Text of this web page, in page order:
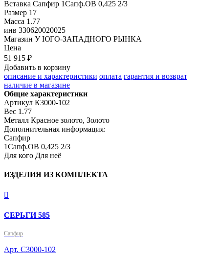
Вставка Сапфир 1Сапф.ОВ 0,425 2/3
Размер 17
Масса 1.77
инв 330620020025
Магазин У ЮГО-ЗАПАДНОГО РЫНКА
Цена
51 915 ₽
Добавить в корзину
описание и характеристики оплата гарантия и возврат
наличие в магазине
Общие характеристики
Артикул К3000-102
Вес 1.77
Металл Красное золото, Золото
Дополнительная информация:
Сапфир
1Сапф.ОВ 0,425 2/3
Для кого Для неё
ИЗДЕЛИЯ ИЗ КОМПЛЕКТА

СЕРЬГИ 585
Сапфир
Арт. С3000-102